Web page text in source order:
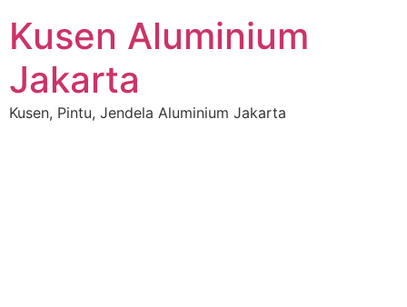
Kusen Aluminium
Jakarta
Kusen, Pintu, Jendela Aluminium Jakarta